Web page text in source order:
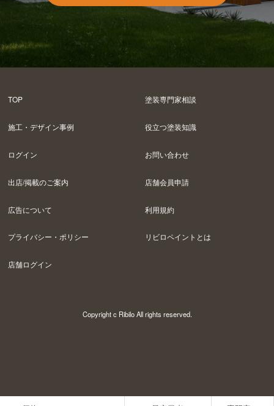
TOP 塗装専門家相談
施工・デザイン事例 役立つ塗装知識
ログイン お問い合わせ
出店/掲載のご案内 店舗会員申請
広告について 利用規約
プライバシー・ポリシー リビロペイントとは
店舗ログイン
Copyright c Ribilo All rights reserved.